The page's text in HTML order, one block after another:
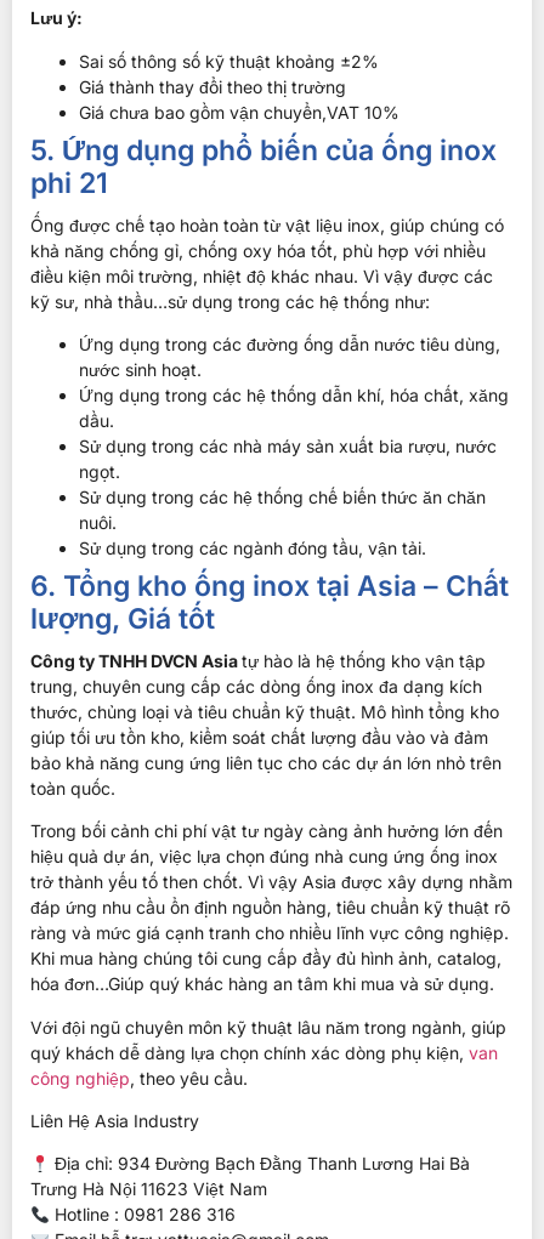
Lưu ý:
Sai số thông số kỹ thuật khoảng ±2%
Giá thành thay đổi theo thị trường
Giá chưa bao gồm vận chuyển,VAT 10%
5. Ứng dụng phổ biến của ống inox
phi 21
Ống được chế tạo hoàn toàn từ vật liệu inox, giúp chúng có
khả năng chống gỉ, chống oxy hóa tốt, phù hợp với nhiều
điều kiện môi trường, nhiệt độ khác nhau. Vì vậy được các
kỹ sư, nhà thầu…sử dụng trong các hệ thống như:
Ứng dụng trong các đường ống dẫn nước tiêu dùng,
nước sinh hoạt.
Ứng dụng trong các hệ thống dẫn khí, hóa chất, xăng
dầu.
Sử dụng trong các nhà máy sản xuất bia rượu, nước
ngọt.
Sử dụng trong các hệ thống chế biến thức ăn chăn
nuôi.
Sử dụng trong các ngành đóng tầu, vận tải.
6. Tổng kho ống inox tại Asia – Chất
lượng, Giá tốt
Công ty TNHH DVCN Asiatự hào là hệ thống kho vận tập
trung, chuyên cung cấp các dòng ống inox đa dạng kích
thước, chủng loại và tiêu chuẩn kỹ thuật. Mô hình tổng kho
giúp tối ưu tồn kho, kiểm soát chất lượng đầu vào và đảm
bảo khả năng cung ứng liên tục cho các dự án lớn nhỏ trên
toàn quốc.
Trong bối cảnh chi phí vật tư ngày càng ảnh hưởng lớn đến
hiệu quả dự án, việc lựa chọn đúng nhà cung ứng ống inox
trở thành yếu tố then chốt. Vì vậy Asia được xây dựng nhằm
đáp ứng nhu cầu ổn định nguồn hàng, tiêu chuẩn kỹ thuật rõ
ràng và mức giá cạnh tranh cho nhiều lĩnh vực công nghiệp.
Khi mua hàng chúng tôi cung cấp đầy đủ hình ảnh, catalog,
hóa đơn…Giúp quý khác hàng an tâm khi mua và sử dụng.
Với đội ngũ chuyên môn kỹ thuật lâu năm trong ngành, giúp
quý khách dễ dàng lựa chọn chính xác dòng phụ kiện, van
công nghiệp, theo yêu cầu.
Liên Hệ Asia Industry
Địa chỉ: 934 Đường Bạch Đằng Thanh Lương Hai Bà
Trưng Hà Nội 11623 Việt Nam
Hotline : 0981 286 316